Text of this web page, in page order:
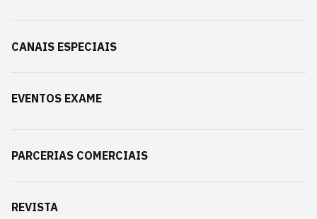
CANAIS ESPECIAIS
EVENTOS EXAME
PARCERIAS COMERCIAIS
REVISTA